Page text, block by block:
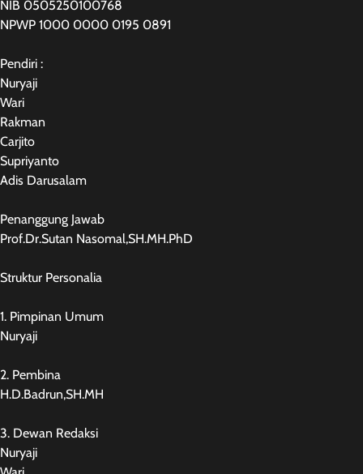
NIB 0505250100768
NPWP 1000 0000 0195 0891
Pendiri :
Nuryaji
Wari
Rakman
Carjito
Supriyanto
Adis Darusalam
Penanggung Jawab
Prof.Dr.Sutan Nasomal,SH.MH.PhD
Struktur Personalia
1. Pimpinan Umum
Nuryaji
2. Pembina
H.D.Badrun,SH.MH
3. Dewan Redaksi
Nuryaji